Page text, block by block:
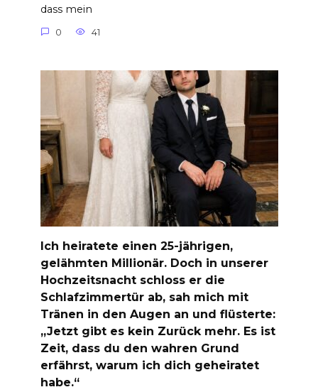
dass mein
0 41
Ich heiratete einen 25-jährigen,
gelähmten Millionär. Doch in unserer
Hochzeitsnacht schloss er die
Schlafzimmertür ab, sah mich mit
Tränen in den Augen an und flüsterte:
„Jetzt gibt es kein Zurück mehr. Es ist
Zeit, dass du den wahren Grund
erfährst, warum ich dich geheiratet
habe.“